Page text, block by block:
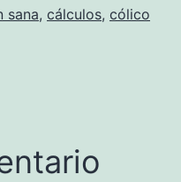
sana, cálculos, cólico